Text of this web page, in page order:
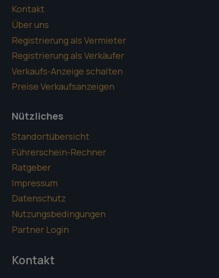
Kontakt
Über uns
Registrierung als Vermieter
Registrierung als Verkäufer
Verkaufs-Anzeige schalten
Preise Verkaufsanzeigen
Nützliches
Standortübersicht
Führerschein-Rechner
Ratgeber
Impressum
Datenschutz
Nutzungsbedingungen
Partner Login
Kontakt